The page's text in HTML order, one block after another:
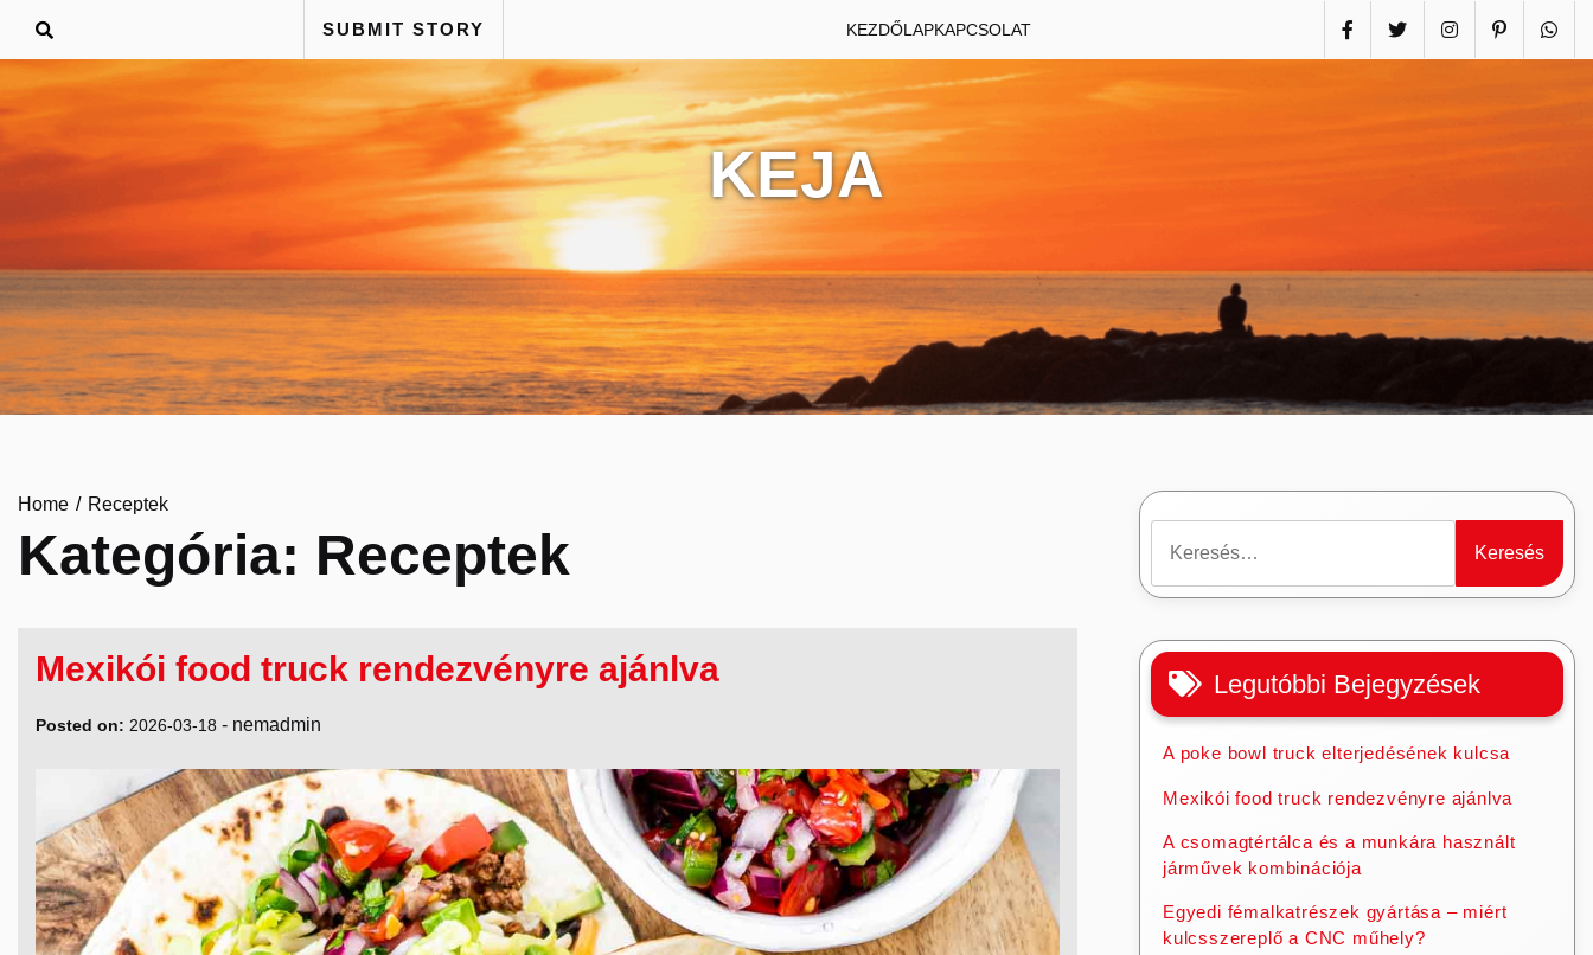
content
SUBMIT STORY KEZDŐLAPKAPCSOLAT
KEJA
Home Receptek
Kategória: Receptek
Mexikói food truck rendezvényre ajánlva
Posted on: 2026-03-18 - nemadmin
Legutóbbi Bejegyzések
A poke bowl truck elterjedésének kulcsa
Mexikói food truck rendezvényre ajánlva
A csomagtértálca és a munkára használt
járművek kombinációja
Egyedi fémalkatrészek gyártása – miért
kulcsszereplő a CNC műhely?